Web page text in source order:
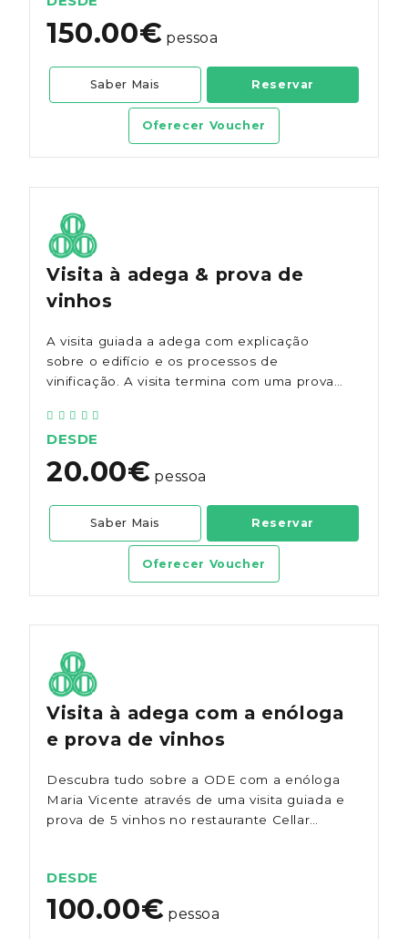
150.00€ pessoa
Saber Mais Reservar
Oferecer Voucher
Visita à adega & prova de
vinhos
A visita guiada a adega com explicação
sobre o edifício e os processos de
vinificação. A visita termina com uma prova
DESDE
20.00€ pessoa
Saber Mais Reservar
Oferecer Voucher
Visita à adega com a enóloga
e prova de vinhos
Descubra tudo sobre a ODE com a enóloga
Maria Vicente através de uma visita guiada e
prova de 5 vinhos no restaurante Cellar
DESDE
100.00€ pessoa